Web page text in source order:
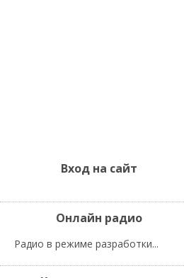
Вход на сайт
Онлайн радио
Радио в режиме разработки...